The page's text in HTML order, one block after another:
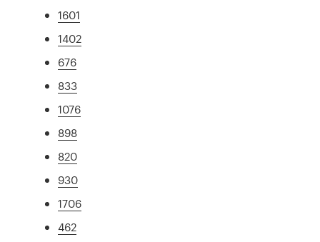
1601
1402
676
833
1076
898
820
930
1706
462